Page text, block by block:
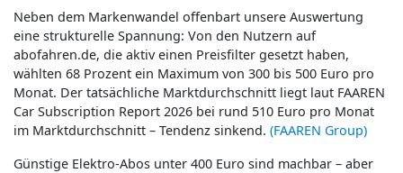
Neben dem Markenwandel offenbart unsere Auswertung
eine strukturelle Spannung: Von den Nutzern auf
abofahren.de, die aktiv einen Preisfilter gesetzt haben,
wählten 68 Prozent ein Maximum von 300 bis 500 Euro pro
Monat. Der tatsächliche Marktdurchschnitt liegt laut FAAREN
Car Subscription Report 2026 bei rund 510 Euro pro Monat
im Marktdurchschnitt – Tendenz sinkend. (FAAREN Group)
Günstige Elektro-Abos unter 400 Euro sind machbar – aber